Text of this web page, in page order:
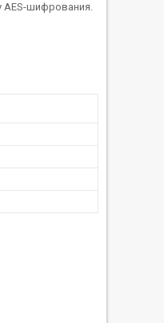
AES-шифрования.